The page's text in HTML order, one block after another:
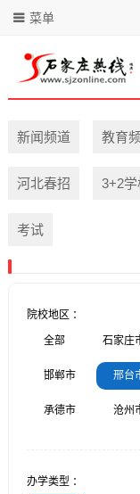
菜单
新闻频道 教育
河北春招 3+2学
考试
院校地区 ：
全部 石家庄
邯郸市 邢台
承德市 沧州
办学类型 ：